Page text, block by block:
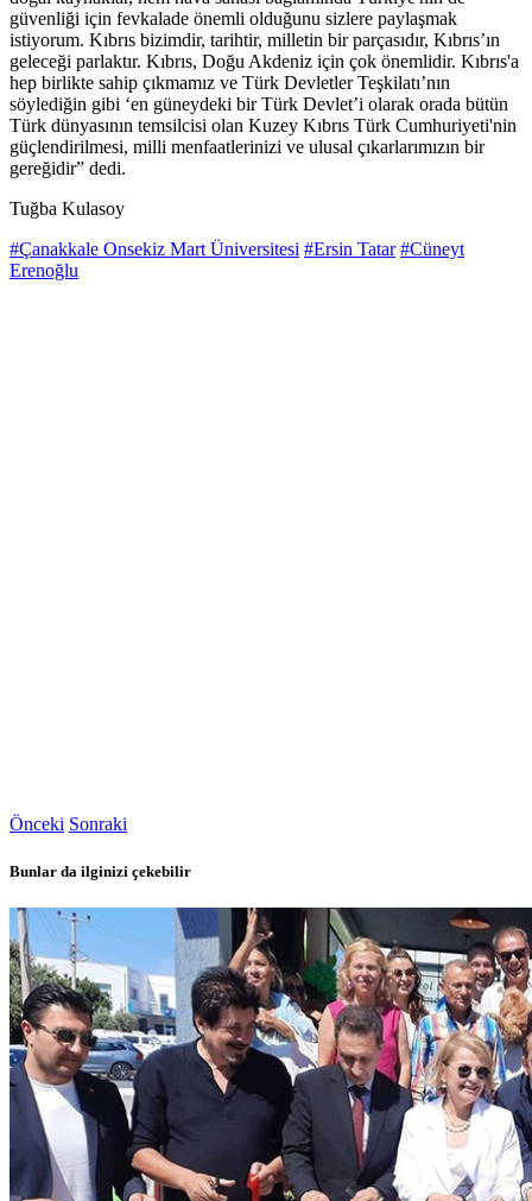
güvenliği için fevkalade önemli olduğunu sizlere paylaşmak
istiyorum. Kıbrıs bizimdir, tarihtir, milletin bir parçasıdır, Kıbrıs’ın
geleceği parlaktır. Kıbrıs, Doğu Akdeniz için çok önemlidir. Kıbrıs'a
hep birlikte sahip çıkmamız ve Türk Devletler Teşkilatı’nın
söylediğin gibi ‘en güneydeki bir Türk Devlet’i olarak orada bütün
Türk dünyasının temsilcisi olan Kuzey Kıbrıs Türk Cumhuriyeti'nin
güçlendirilmesi, milli menfaatlerinizi ve ulusal çıkarlarımızın bir
gereğidir” dedi.
Tuğba Kulasoy
#Çanakkale Onsekiz Mart Üniversitesi #Ersin Tatar #Cüneyt
Erenoğlu
Önceki Sonraki
Bunlar da ilginizi çekebilir